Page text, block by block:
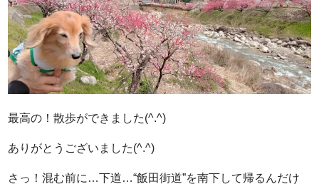
最高の！散歩ができました(^.^)
ありがとうございました(^.^)
さっ！混む前に…下道…“飯田街道”を南下して帰るんだけ